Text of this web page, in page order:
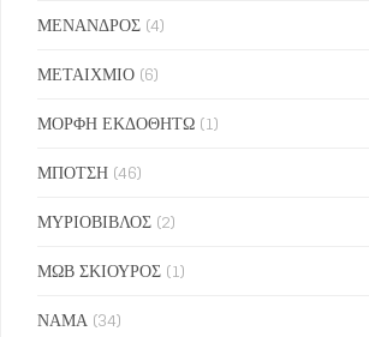
ΜΕΝΑΝΔΡΟΣ (4)
ΜΕΤΑΙΧΜΙΟ (6)
ΜΟΡΦΗ ΕΚΔΟΘΗΤΩ (1)
ΜΠΟΤΣΗ (46)
ΜΥΡΙΟΒΙΒΛΟΣ (2)
ΜΩΒ ΣΚΙΟΥΡΟΣ (1)
ΝΑΜΑ (34)